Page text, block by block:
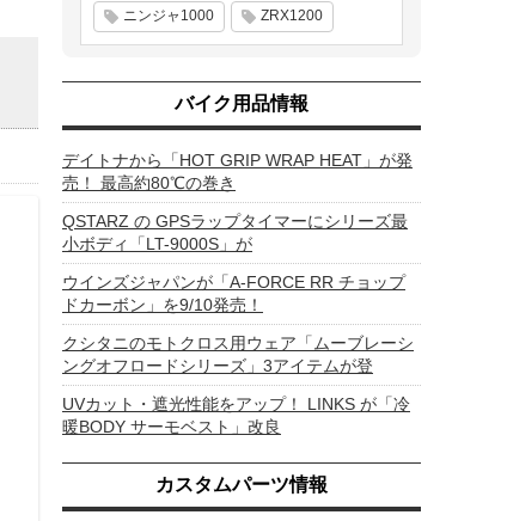
ニンジャ1000 ZRX1200
バイク用品情報
デイトナから「HOT GRIP WRAP HEAT」が発
売！ 最高約80℃の巻き
QSTARZ の GPSラップタイマーにシリーズ最
小ボディ「LT-9000S」が
ウインズジャパンが「A-FORCE RR チョップ
ドカーボン」を9/10発売！
クシタニのモトクロス用ウェア「ムーブレーシ
ングオフロードシリーズ」3アイテムが登
UVカット・遮光性能をアップ！ LINKS が「冷
暖BODY サーモベスト」改良
カスタムパーツ情報